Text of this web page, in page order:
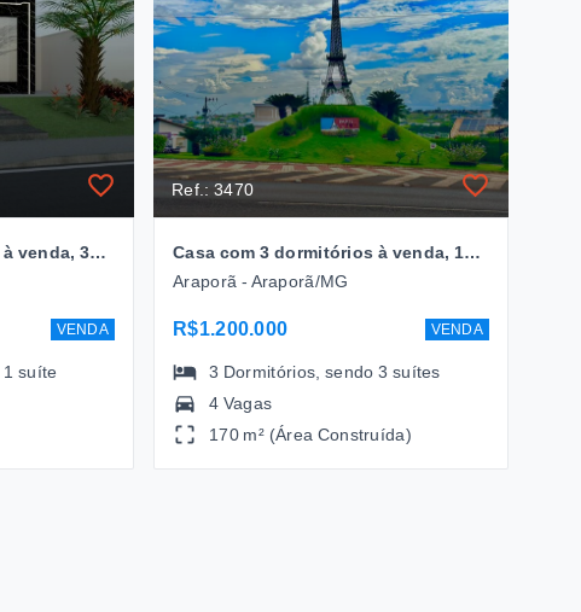
Casa com 2 dormitórios à venda, 300 m² por R$ 1.100.000,00 - Araporã - Araporã/MG
VENDA
1 suíte
Ref.: 3470
Casa com 3 dormitórios à venda, 170 m² por R$ 1.200.000 - Araporã - Araporã/MG
Araporã - Araporã/MG
R$1.200.000 VENDA
3 Dormitórios , sendo3 suítes
4 Vagas
170 m² (Área Construída)